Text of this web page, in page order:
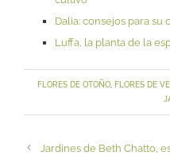
Dalia: consejos para su
Luffa, la planta de la
FLORES DE OTOÑO, FLORES DE
Jardines de Beth Chatto,